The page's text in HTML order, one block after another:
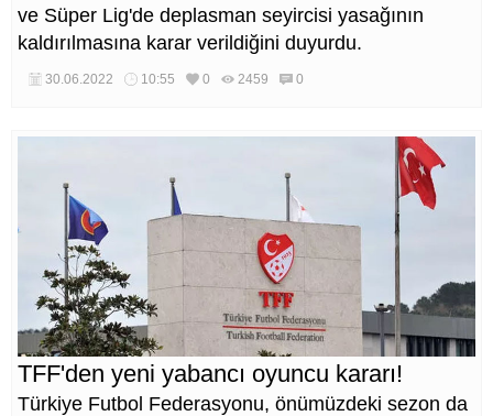
ve Süper Lig'de deplasman seyircisi yasağının
kaldırılmasına karar verildiğini duyurdu.
30.06.2022 10:55 0 2459 0
TFF'den yeni yabancı oyuncu kararı!
Türkiye Futbol Federasyonu, önümüzdeki sezon da